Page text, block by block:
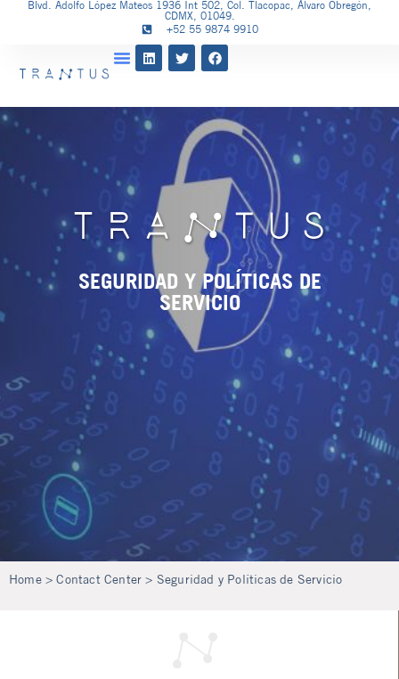
Blvd. Adolfo López Mateos 1936 Int 502, Col. Tlacopac, Álvaro Obregón,
CDMX, 01049.
+52 55 9874 9910
SEGURIDAD Y POLÍTICAS DE
SERVICIO
Home> Contact Center > Seguridad y Políticas de Servicio